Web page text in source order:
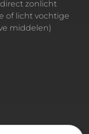
zonlicht
of licht vochtige
middelen)